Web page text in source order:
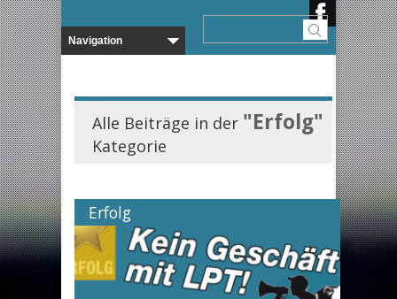
Alle Beiträge in der "Erfolg"
Kategorie
Erfolg